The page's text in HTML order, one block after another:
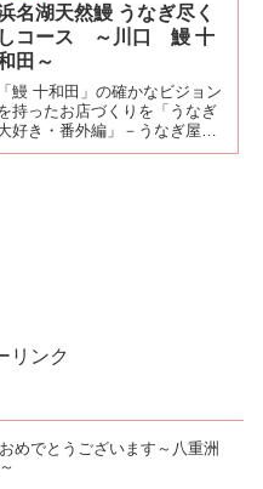
名湖天然鰻 うなぎ尽く
しコース ～川口 鰻 十
田～
「鰻 十和田」の確かなビジョン
持ったお店づくりを「うなぎ
好き・番外編」－うなぎ屋さ
移転顛末記－でレポートしま
リンク
めでとうございます～八重洲